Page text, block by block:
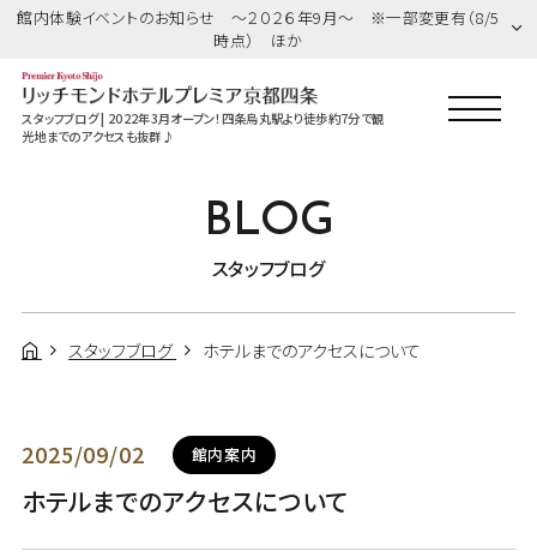
館内体験イベントのお知らせ ～２０２６年9月～ ※一部変更有（8/5
時点） ほか
スタッフブログ | 2022年3月オープン！四条烏丸駅より徒歩約7分で観
光地までのアクセスも抜群♪
BLOG
スタッフブログ
スタッフブログ ホテルまでのアクセスについて
2025/09/02 館内案内
ホテルまでのアクセスについて